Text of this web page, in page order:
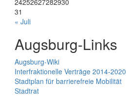
24252627282930
31
« Juli
Augsburg-Links
Augsburg-Wiki
Interfraktionelle Verträge 2014-2020
Stadtplan für barrierefreie Mobilität
Stadtrat